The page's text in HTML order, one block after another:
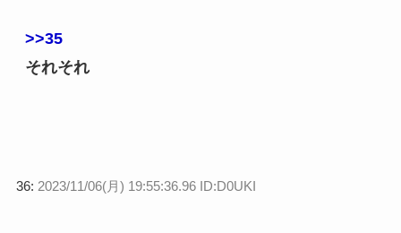
>>35
それそれ
36: 2023/11/06(月) 19:55:36.96 ID:D0UKI